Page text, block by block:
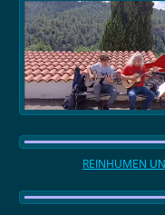
REINHUMEN